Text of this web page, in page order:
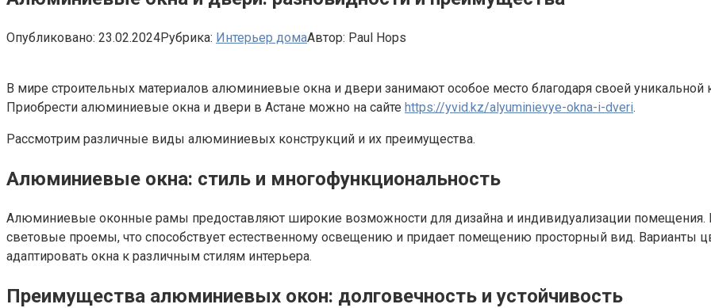
Опубликовано: 23.02.2024Рубрика: Интерьер домаАвтор: Paul Hops
В мире строительных материалов алюминиевые окна и двери занимают особое место благодаря своей уникальной
Приобрести алюминиевые окна и двери в Астане можно на сайте https://yvid.kz/alyuminievye-okna-i-dveri.
Рассмотрим различные виды алюминиевых конструкций и их преимущества.
Алюминиевые окна: стиль и многофункциональность
Алюминиевые оконные рамы предоставляют широкие возможности для дизайна и индивидуализации помещения.
световые проемы, что способствует естественному освещению и придает помещению просторный вид. Варианты
адаптировать окна к различным стилям интерьера.
Преимущества алюминиевых окон: долговечность и устойчивость